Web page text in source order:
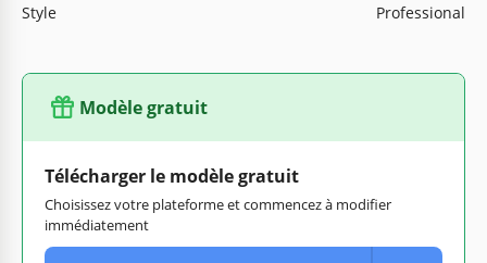
Style
Professional
Modèle gratuit
Télécharger le modèle gratuit
Choisissez votre plateforme et commencez à modifier
immédiatement